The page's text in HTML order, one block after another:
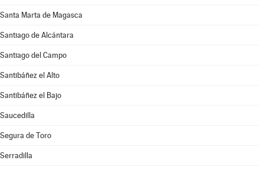
Santa Marta de Magasca
Santiago de Alcántara
Santiago del Campo
Santibáñez el Alto
Santibáñez el Bajo
Saucedilla
Segura de Toro
Serradilla